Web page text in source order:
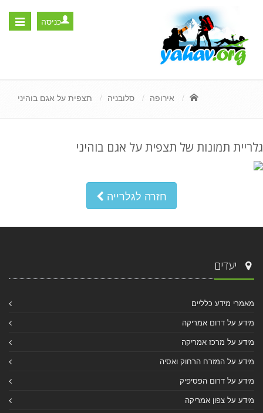
Toggle
כניסה
אירופה סלובניה תצפית על אגם בוהיני
גלריית תמונות של תצפית על אגם בוהיני
חזרה לגלרייה
יעדים
מאמרי מידע כלליים
מידע על דרום אמריקה
מידע על מרכז אמריקה
מידע על המזרח הרחוק ואסיה
מידע על דרום הפסיפיק
מידע על צפון אמריקה